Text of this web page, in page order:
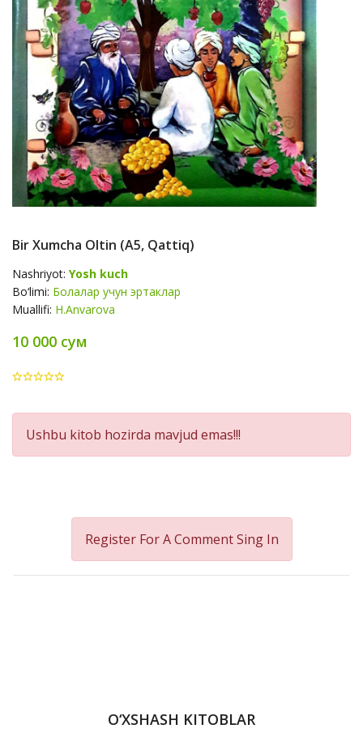
Bir Xumcha Oltin (А5, Qattiq)
Nashriyot: Yosh kuch
Bo‘limi: Болалар учун эртаклар
Muallifi: H.Anvarova
10 000 сум
Product
Summery
Ushbu kitob hozirda mavjud emas!!!
Register For A CommentSing In
O‘XSHASH KITOBLAR